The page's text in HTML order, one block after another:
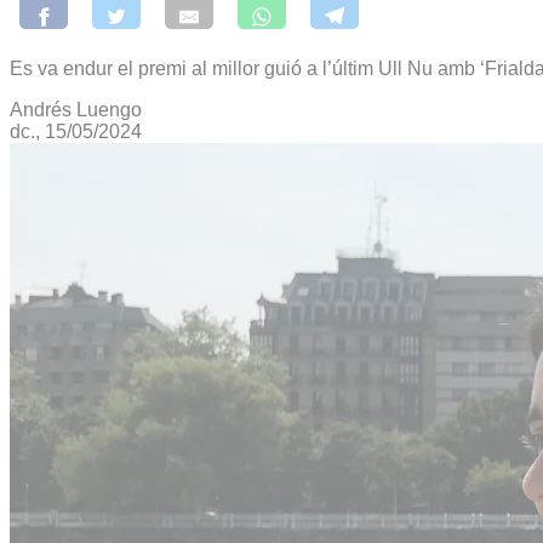
Es va endur el premi al millor guió a l’últim Ull Nu amb
Andrés Luengo
dc., 15/05/2024